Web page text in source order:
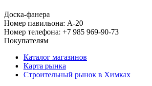
Доска-фанера
Номер павильона: А-20
Номер телефона: +7 985 969-90-73
Покупателям
Каталог магазинов
Карта рынка
Строительный рынок в Химках